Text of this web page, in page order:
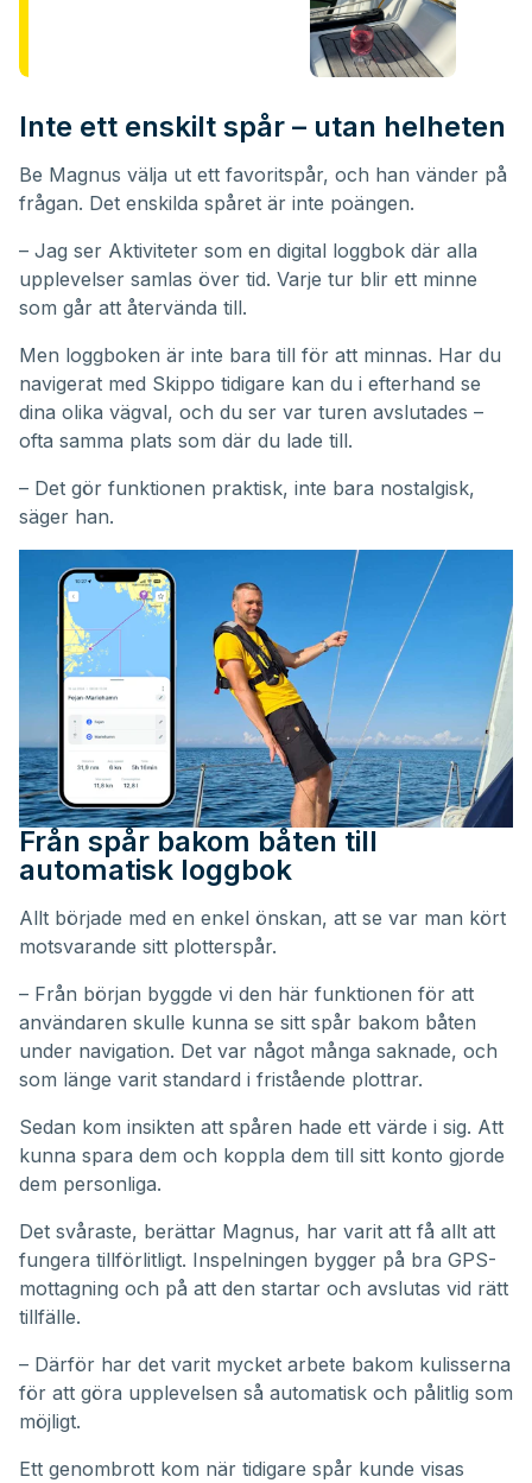
Inte ett enskilt spår – utan helheten
Be Magnus välja ut ett favoritspår, och han vänder på
frågan. Det enskilda spåret är inte poängen.
– Jag ser Aktiviteter som en digital loggbok där alla
upplevelser samlas över tid. Varje tur blir ett minne
som går att återvända till.
Men loggboken är inte bara till för att minnas. Har du
navigerat med Skippo tidigare kan du i efterhand se
dina olika vägval, och du ser var turen avslutades –
ofta samma plats som där du lade till.
– Det gör funktionen praktisk, inte bara nostalgisk,
säger han.
Från spår bakom båten till
automatisk loggbok
Allt började med en enkel önskan, att se var man kört
motsvarande sitt plotterspår.
– Från början byggde vi den här funktionen för att
användaren skulle kunna se sitt spår bakom båten
under navigation. Det var något många saknade, och
som länge varit standard i fristående plottrar.
Sedan kom insikten att spåren hade ett värde i sig. Att
kunna spara dem och koppla dem till sitt konto gjorde
dem personliga.
Det svåraste, berättar Magnus, har varit att få allt att
fungera tillförlitligt. Inspelningen bygger på bra GPS-
mottagning och på att den startar och avslutas vid rätt
tillfälle.
– Därför har det varit mycket arbete bakom kulisserna
för att göra upplevelsen så automatisk och pålitlig som
möjligt.
Ett genombrott kom när tidigare spår kunde visas